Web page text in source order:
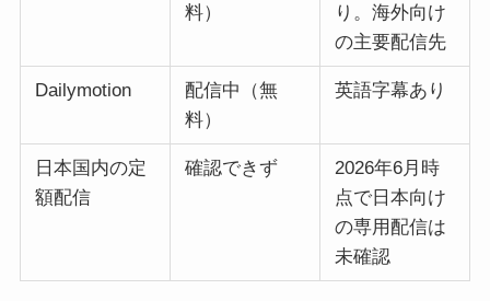
料）
り。海外向け
の主要配信先
Dailymotion
配信中（無
料）
英語字幕あり
日本国内の定
額配信
確認できず
2026年6月時
点で日本向け
の専用配信は
未確認